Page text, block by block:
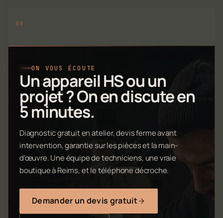
ON VOUS ÉCOUTE
Un appareil HS ou un
projet ? On en discute en
5 minutes.
Diagnostic gratuit en atelier, devis ferme avant
intervention, garantie sur les pièces et la main-
d'œuvre. Une équipe de techniciens, une vraie
boutique à Reims, et le téléphone décroche.
Demander un devis gratuit